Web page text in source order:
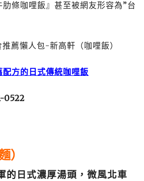
條咖哩飯』甚至被網友形容為”台
配方的日式傳統咖哩飯
0522
）
的日式濃厚湯頭，微風北車